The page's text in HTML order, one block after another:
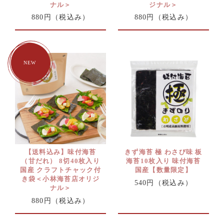
ナル＞
880円
（税込み）
ジナル＞
880円
（税込み）
【送料込み】味付海苔
（甘だれ） 8切40枚入り
国産 クラフトチャック付
き袋＜小林海苔店オリジ
ナル＞
880円
（税込み）
きず海苔 極 わさび味 板
海苔10枚入り 味付海苔
国産【数量限定】
540円
（税込み）